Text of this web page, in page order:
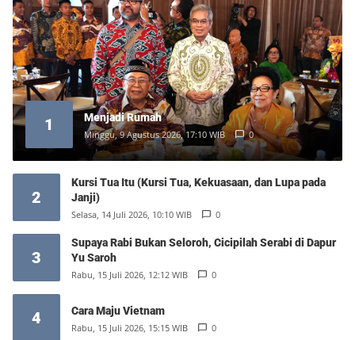
1 Menjadi Rumah
Minggu, 9 Agustus 2026, 17:10 WIB 0
2
Kursi Tua Itu (Kursi Tua, Kekuasaan, dan Lupa pada
Janji)
Selasa, 14 Juli 2026, 10:10 WIB 0
3
Supaya Rabi Bukan Seloroh, Cicipilah Serabi di Dapur
Yu Saroh
Rabu, 15 Juli 2026, 12:12 WIB 0
4 Cara Maju Vietnam
Rabu, 15 Juli 2026, 15:15 WIB 0